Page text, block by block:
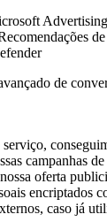
de
serviço,
campanhas
oferta
encriptados
caso já